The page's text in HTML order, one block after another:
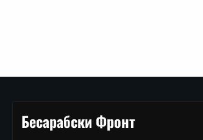
Бесарабски Фронт